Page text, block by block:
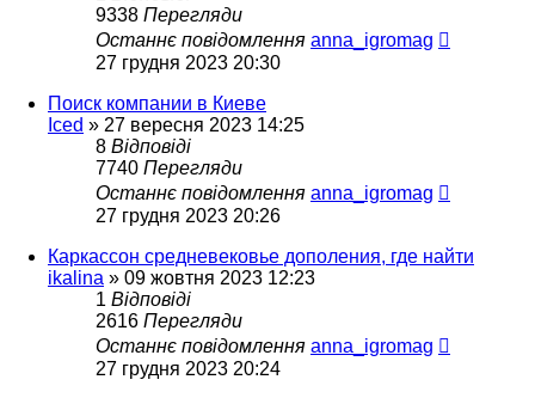
9338 Перегляди
Останнє повідомлення anna_igromag
27 грудня 2023 20:30
Поиск компании в Киеве
Iced » 27 вересня 2023 14:25
8 Відповіді
7740 Перегляди
Останнє повідомлення anna_igromag
27 грудня 2023 20:26
Каркассон средневековье дополения, где найти
ikalina » 09 жовтня 2023 12:23
1 Відповіді
2616 Перегляди
Останнє повідомлення anna_igromag
27 грудня 2023 20:24